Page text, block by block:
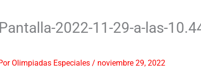
2022-11-29-a-las-
Olimpiadas Especiales / noviembre 29, 2022